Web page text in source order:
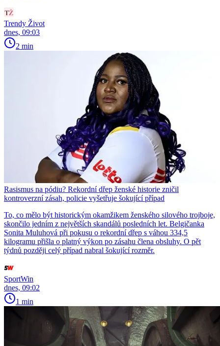
Trendy Život
dnes, 09:03
2 min
Rasismus na pódiu? Rekordní dřep ženské historie zničil
kontroverzní zásah, policie vyšetřuje šokující případ
To, co mělo být historickým okamžikem ženského silového trojboje,
skončilo jedním z největších skandálů posledních let. Belgičanka
Sonita Muluhová při pokusu o rekordní dřep s váhou 334,5
kilogramu přišla o platný výkon po zásahu člena obsluhy. O pět
týdnů později celý případ nabral šokující rozměr.
SportWin
dnes, 09:02
1 min